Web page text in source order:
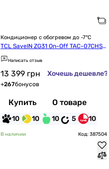
Кондиционер с обогревом до -7°C
TCL SaveIN ZG31 On-Off TAC-07CHS
D/ZG31 WI-FI Ready
Написать отзыв
13 399 грн Хочешь дешевле?
+267бонусов
Купить О товаре
10 10 10 5 10
В наличии Код: 387504